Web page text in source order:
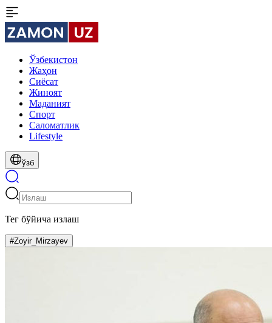
Ўзбекистон
Жаҳон
Сиёсат
Жиноят
Маданият
Спорт
Cаломатлик
Lifestyle
ўзб
Тег бўйича излаш
#Zoyir_Mirzayev